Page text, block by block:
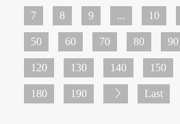
7 8 9 ... 10
50 60 70 80 90
120 130 140 150
180 190 Last